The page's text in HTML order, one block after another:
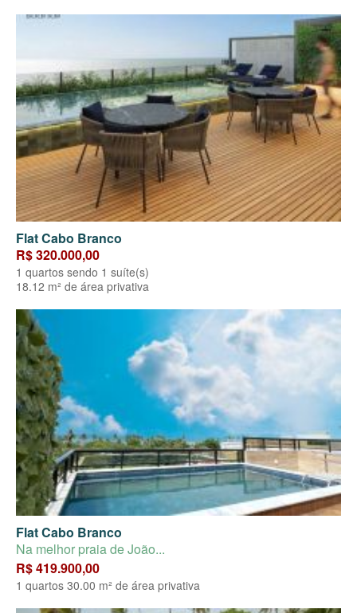
Flat Cabo Branco
R$ 320.000,00
1 quartos sendo 1 suíte(s)
18.12 m² de área privativa
Flat Cabo Branco
Na melhor praia de João...
R$ 419.900,00
1 quartos 30.00 m² de área privativa